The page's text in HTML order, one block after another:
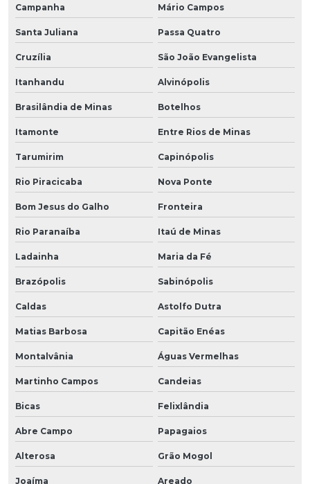
Campanha Mário Campos
Santa Juliana Passa Quatro
Cruzília São João Evangelista
Itanhandu Alvinópolis
Brasilândia de Minas Botelhos
Itamonte Entre Rios de Minas
Tarumirim Capinópolis
Rio Piracicaba Nova Ponte
Bom Jesus do Galho Fronteira
Rio Paranaíba Itaú de Minas
Ladainha Maria da Fé
Brazópolis Sabinópolis
Caldas Astolfo Dutra
Matias Barbosa Capitão Enéas
Montalvânia Águas Vermelhas
Martinho Campos Candeias
Bicas Felixlândia
Abre Campo Papagaios
Alterosa Grão Mogol
Joaíma Areado